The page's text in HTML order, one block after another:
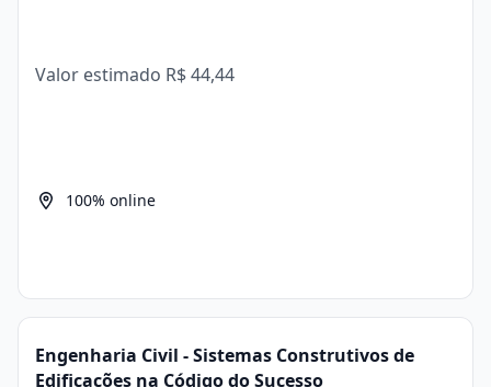
Valor estimado R$ 44,44
100% online
Engenharia Civil - Sistemas Construtivos de
Edificações na Código do Sucesso